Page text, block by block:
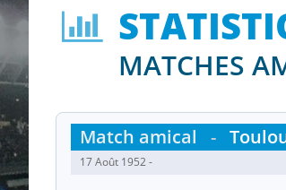
MATCHES
Match amical -
17 Août 1952 -